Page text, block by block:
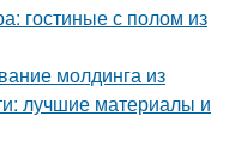
гостиные с полом из
молдинга из
лучшие материалы и